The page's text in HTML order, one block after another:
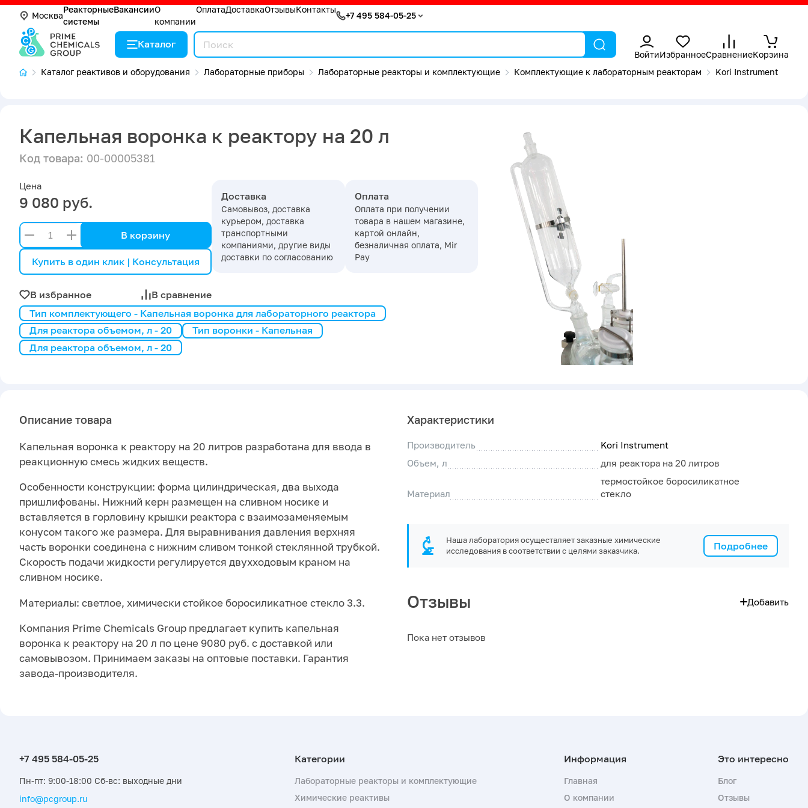
Москва
Реакторные
системы
ВакансииО
компании
ОплатаДоставкаОтзывыКонтакты
+7 495 584-05-25
Каталог
ВойтиИзбранноеСравнениеКорзина
Каталог реактивов и оборудования
Лабораторные приборы Лабораторные реакторы и комплектующие Комплектующие к лабораторным реакторам Kori Instrument
Капельная воронка к реактору на 20 л
Код товара: 00-00005381
Цена
9 080 руб.
В корзину
Купить в один клик | Консультация
В избранное В сравнение
Доставка
Самовывоз, доставка
курьером, доставка
транспортными
компаниями, другие виды
доставки по согласованию
Оплата
Оплата при получении
товара в нашем магазине,
картой онлайн,
безналичная оплата, Mir
Pay
Тип комплектующего - Капельная воронка для лабораторного реактора
Для реактора объемом, л - 20
Тип воронки - Капельная
Для реактора объемом, л - 20
Описание товара
Капельная воронка к реактору на 20 литров разработана для ввода в
реакционную смесь жидких веществ.
Особенности конструкции: форма цилиндрическая, два выхода
пришлифованы. Нижний керн размещен на сливном носике и
вставляется в горловину крышки реактора с взаимозаменяемым
конусом такого же размера. Для выравнивания давления верхняя
часть воронки соединена с нижним сливом тонкой стеклянной трубкой.
Скорость подачи жидкости регулируется двухходовым краном на
сливном носике.
Материалы: светлое, химически стойкое боросиликатное стекло 3.3.
Компания Prime Chemicals Group предлагает купить капельная
воронка к реактору на 20 л по цене 9080 руб. с доставкой или
самовывозом. Принимаем заказы на оптовые поставки. Гарантия
завода-производителя.
Характеристики
Производитель
Kori Instrument
Объем, л
для реактора на 20 литров
Материал
термостойкое боросиликатное
стекло
Подробнее
Наша лаборатория осуществляет заказные химические
исследования в соответствии с целями заказчика.
Отзывы Добавить
Пока нет отзывов
Пн-пт: 9:00-18:00 Сб-вс: выходные дни
info@pcgroup.ru
Лабораторные реакторы и комплектующие
Химические реактивы
Главная
О компании
Блог
Отзывы